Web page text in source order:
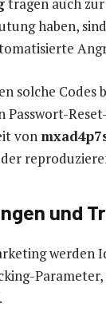
haben,
solche Codes
von
und
werden